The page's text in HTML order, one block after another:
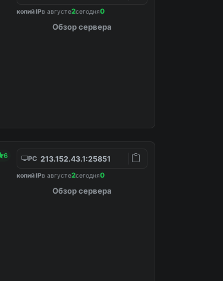
копий IPв августе2сегодня0
Обзор сервера
6 PC 213.152.43.1:25851
копий IPв августе2сегодня0
Обзор сервера